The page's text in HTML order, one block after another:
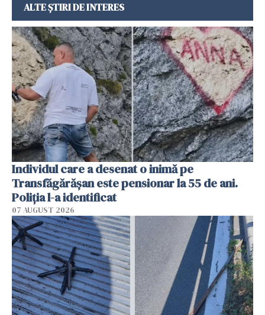
ALTE ȘTIRI DE INTERES
Individul care a desenat o inimă pe
Transfăgărășan este pensionar la 55 de ani.
Poliția l-a identificat
07 AUGUST 2026